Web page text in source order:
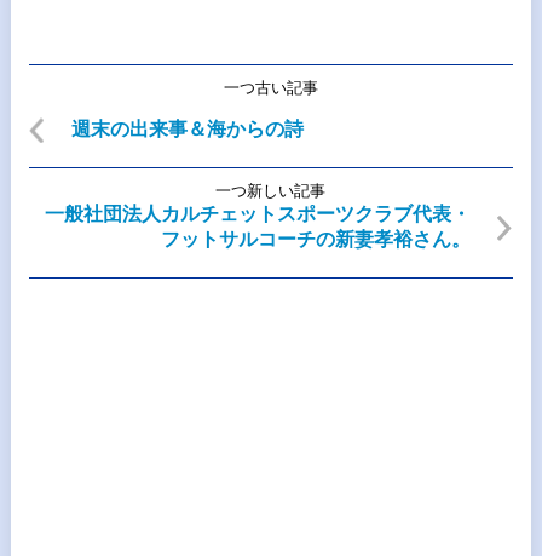
一つ古い記事
週末の出来事＆海からの詩
一つ新しい記事
一般社団法人カルチェットスポーツクラブ代表・
フットサルコーチの新妻孝裕さん。